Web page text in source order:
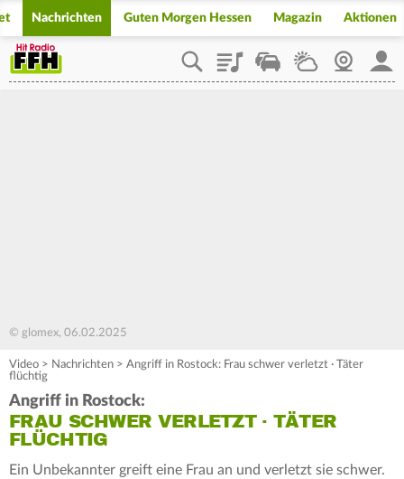
Nachrichten Guten Morgen Hessen Magazin Aktionen
PlaylistStaupilotWetterWebcam
© glomex, 06.02.2025
Video > Nachrichten > Angriff in Rostock: Frau schwer verletzt · Täter
flüchtig
Angriff in Rostock:
FRAU SCHWER VERLETZT · TÄTER
FLÜCHTIG
Ein Unbekannter greift eine Frau an und verletzt sie schwer.